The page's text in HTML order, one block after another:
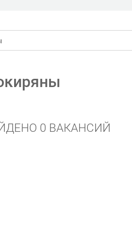
0 ВАКАНСИЙ